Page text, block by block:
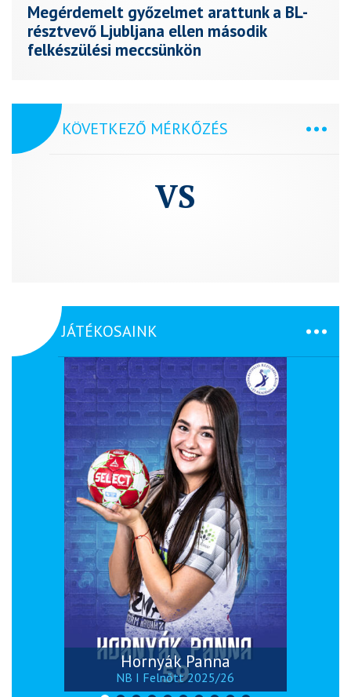
Megérdemelt győzelmet arattunk a BL-
résztvevő Ljubljana ellen második
felkészülési meccsünkön
KÖVETKEZŐ MÉRKŐZÉS
VS
JÁTÉKOSAINK
Hornyák Panna
NB I Felnőtt 2025/26